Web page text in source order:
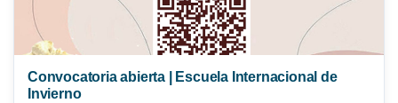
Convocatoria abierta | Escuela Internacional de
Invierno